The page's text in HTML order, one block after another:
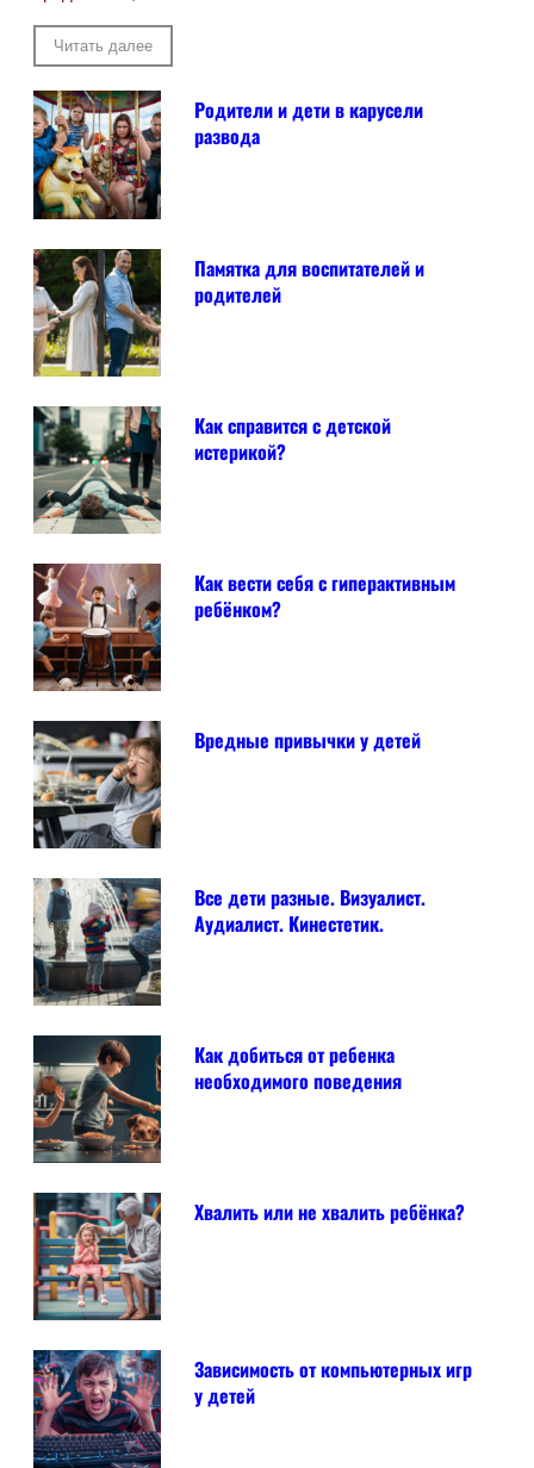
Читать далее
Родители и дети в карусели
развода
Памятка для воспитателей и
родителей
Как справится с детской
истерикой?
Как вести себя с гиперактивным
ребёнком?
Вредные привычки у детей
Все дети разные. Визуалист.
Аудиалист. Кинестетик.
Как добиться от ребенка
необходимого поведения
Хвалить или не хвалить ребёнка?
Зависимость от компьютерных игр
у детей